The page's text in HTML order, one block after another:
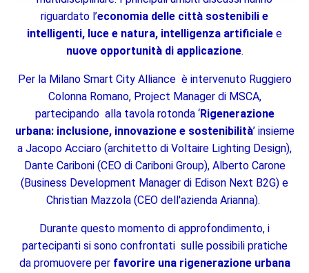
riguardato l’economia delle città sostenibili e
intelligenti, luce e natura, intelligenza artificiale e
nuove opportunità di applicazione.
Per la Milano Smart City Alliance è intervenuto Ruggiero
Colonna Romano, Project Manager di MSCA,
partecipando alla tavola rotonda ‘Rigenerazione
urbana: inclusione, innovazione e sostenibilità’ insieme
a Jacopo Acciaro (architetto di Voltaire Lighting Design),
Dante Cariboni (CEO di Cariboni Group), Alberto Carone
(Business Development Manager di Edison Next B2G) e
Christian Mazzola (CEO dell'azienda Arianna).
Durante questo momento di approfondimento, i
partecipanti si sono confrontati sulle possibili pratiche
da promuovere perfavorire una rigenerazione urbana